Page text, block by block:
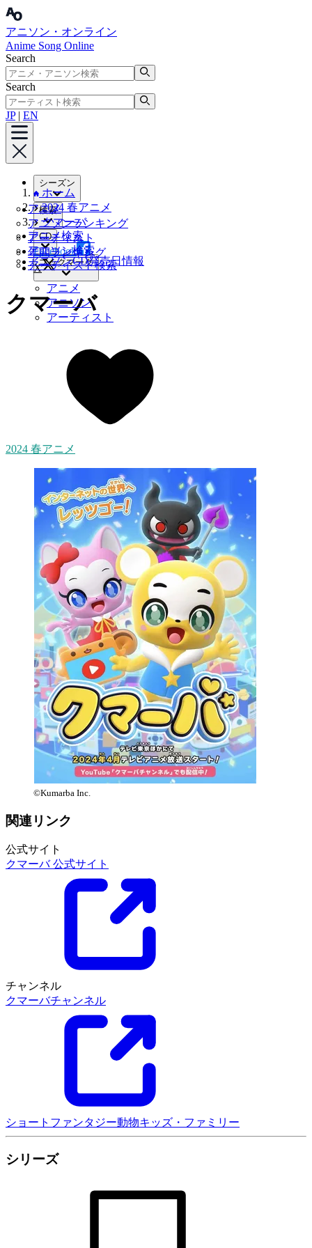
アニソン・オンライン
Anime Song Online
Search
Search
JP| EN
シーズン
アニメ
アニソンランキング
アーティスト
年間ランキング
検索
アニメ検索
アニソン検索
アーティスト検索
CD
アニソンCD発売日情報
ブックマーク
アニメ
アニソン
アーティスト
ホーム
2024 春アニメ
クマーバ
Facebook
X
クマーバ
2024 春アニメ
©Kumarba Inc.
関連リンク
公式サイト
クマーバ 公式サイト
チャンネル
クマーバチャンネル
ショート ファンタジー動物キッズ・ファミリー
シリーズ